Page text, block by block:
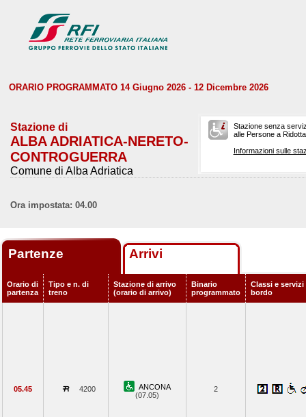
ORARIO PROGRAMMATO 14 Giugno 2026 - 12 Dicembre 2026
Stazione di
ALBA ADRIATICA-NERETO-
CONTROGUERRA
Comune di Alba Adriatica
Stazione senza
alle Persone a
Informazioni sulle
Ora impostata: 04.00
Partenze Arrivi
Orario di
partenza
Tipo e n. di
treno
Stazione di arrivo
(orario di arrivo)
Binario
programmato
Classi e servizi
bordo
05.45 4200
ANCONA
(07.05)
2